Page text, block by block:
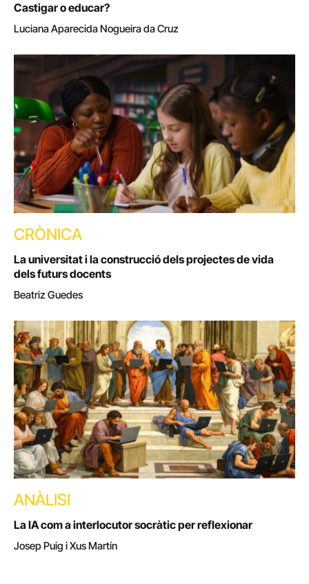
Castigar o educar?
Luciana Aparecida Nogueira da Cruz
CRÒNICA
La universitat i la construcció dels projectes de vida
dels futurs docents
Beatriz Guedes
ANÀLISI
La IA com a interlocutor socràtic per reflexionar
Josep Puig i Xus Martín